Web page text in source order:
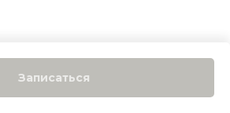
Записаться